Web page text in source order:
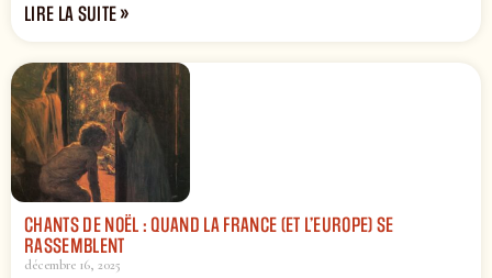
LIRE LA SUITE »
CHANTS DE NOËL : QUAND LA FRANCE (ET L’EUROPE) SE
RASSEMBLENT
décembre 16, 2025